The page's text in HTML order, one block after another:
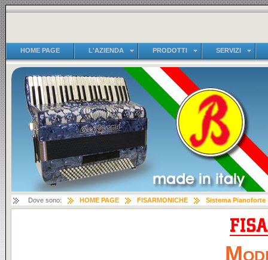
HOME PAGE L'AZIENDA PRODOTTI SERVIZI
Dove sono: HOME PAGE FISARMONICHE Sistema Pianoforte